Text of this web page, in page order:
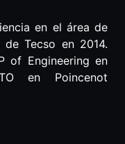
en el área de
Tecso en 2014.
of Engineering en
en Poincenot